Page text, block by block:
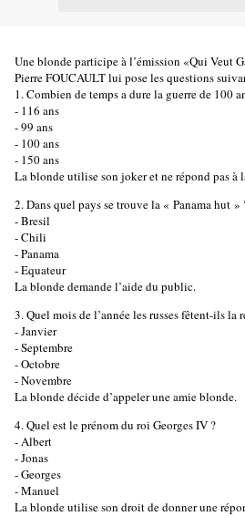
Une blonde participe à l’émission «Qui Veut
Pierre FOUCAULT lui pose les questions
1. Combien de temps a dure la guerre de 100
- 116 ans
- 99 ans
- 100 ans
- 150 ans
La blonde utilise son joker et ne répond pas à
2. Dans quel pays se trouve la « Panama hut »
- Bresil
- Chili
- Panama
- Equateur
La blonde demande l’aide du public.
3. Quel mois de l’année les russes fêtent-ils la
- Janvier
- Septembre
- Octobre
- Novembre
La blonde décide d’appeler une amie blonde.
4. Quel est le prénom du roi Georges IV ?
- Albert
- Jonas
- Georges
- Manuel
La blonde utilise son droit de donner une